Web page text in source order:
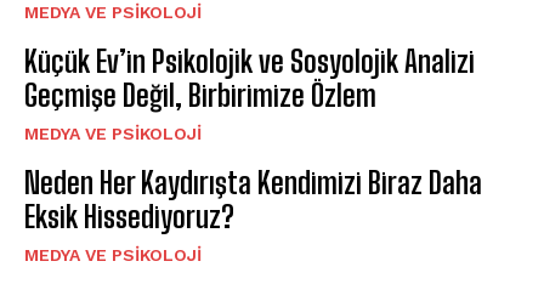
MEDYA VE PSIKOLOJI
Küçük Ev’in Psikolojik ve Sosyolojik Analizi
Geçmişe Değil, Birbirimize Özlem
MEDYA VE PSIKOLOJI
Neden Her Kaydırışta Kendimizi Biraz Daha
Eksik Hissediyoruz?
MEDYA VE PSIKOLOJI